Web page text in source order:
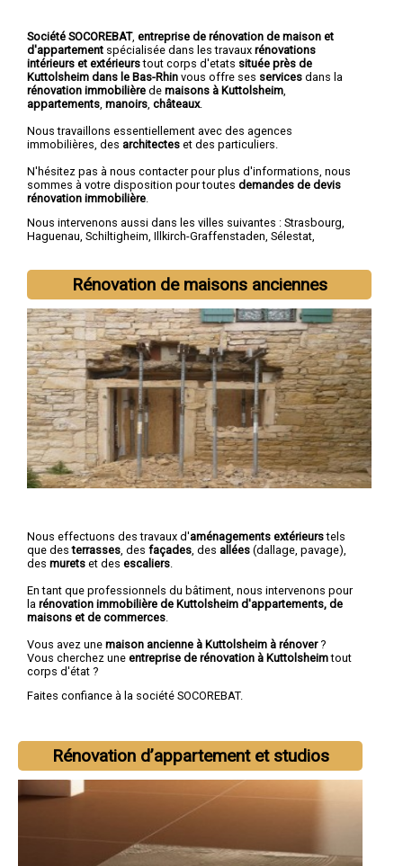
Société SOCOREBAT, entreprise de rénovation de maison et
d'appartement spécialisée dans les travaux rénovations
intérieurs et extérieurstout corps d'etats située près de
Kuttolsheim dans le Bas-Rhin vous offre ses services dans la
rénovation immobilière de maisons à Kuttolsheim
appartements manoirs châteaux.
Nous travaillons essentiellement avec des agences
immobilières, des architectes et des particuliers.
N'hésitez pas à nous contacter pour plus d'informations, nous
sommes à votre disposition pour toutes demandes de devis
rénovation immobilière
Nous intervenons aussi dans les villes suivantes : Strasbourg,
Haguenau, Schiltigheim, Illkirch-Graffenstaden, Sélestat,
Rénovation de maisons anciennes
Nous effectuons des travaux d'aménagements extérieurstels
que desterrasses , des façades , des allées (dallage, pavage),
des murets et des escaliers
En tant que professionnels du bâtiment, nous intervenons pour
la rénovation immobilière de Kuttolsheim d'appartements, de
maisons et de commerces
Vous avez une maison ancienne à Kuttolsheim à rénover?
Vous cherchez une entreprise de rénovation à Kuttolsheimtout
corps d'état ?
Faites confiance à la société SOCOREBAT.
Rénovation d’appartement et studios